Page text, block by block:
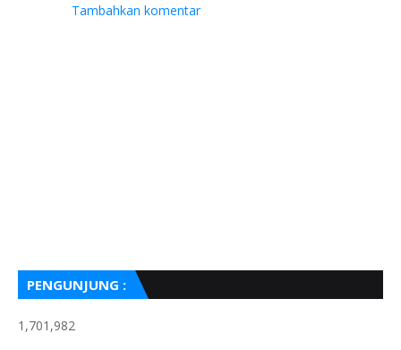
Tambahkan komentar
PENGUNJUNG :
1,701,982